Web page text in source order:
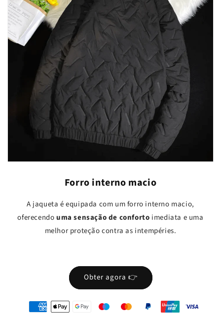
Forro interno macio
A jaqueta é equipada com um forro interno macio,
oferecendo uma sensação de conforto imediata e uma
melhor proteção contra as intempéries.
Obter agora 👉